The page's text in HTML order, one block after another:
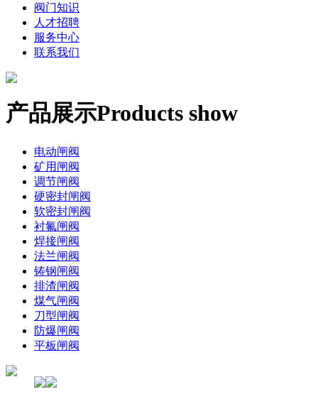
阀门知识
人才招聘
服务中心
联系我们
产品展示Products show
电动闸阀
矿用闸阀
调节闸阀
硬密封闸阀
软密封闸阀
衬氟闸阀
焊接闸阀
法兰闸阀
铸钢闸阀
排渣闸阀
煤气闸阀
刀型闸阀
防爆闸阀
平板闸阀